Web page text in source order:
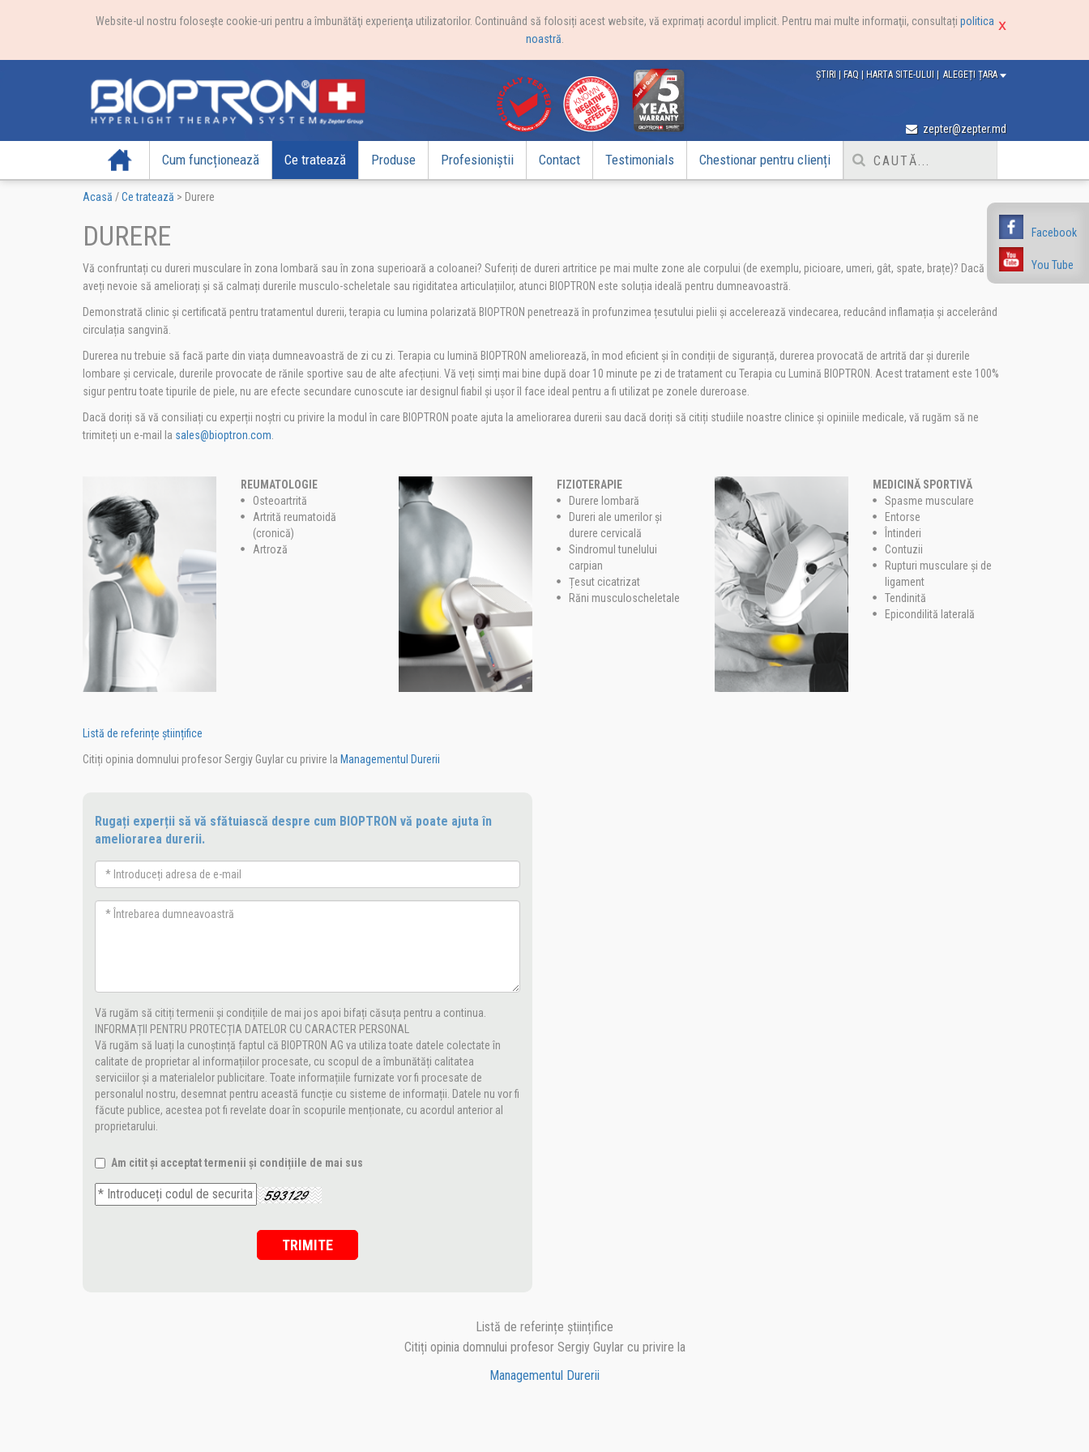
Website-ul nostru foloseşte cookie-uri pentru a îmbunătăţi experienţa utilizatorilor. Continuând să folosiți acest website, vă exprimați acordul implicit. Pentru mai multe informaţii, consultați politica
noastră
Facebook
You Tube
ALEGEȚI ȚARA
ȘTIRI | FAQ | HARTA SITE-ULUI |
zepter@zepter.md
Acasă Cum funcționează Ce tratează Produse Profesioniștii Contact Testimonials Chestionar pentru clienți
Acasă /Ce tratează > Durere
DURERE
Vă confruntați cu dureri musculare în zona lombară sau în zona superioară a coloanei? Suferiți de dureri artritice pe mai multe zone ale corpului (de exemplu, picioare, umeri, gât, spate, brațe)? Dacă
aveți nevoie să ameliorați și să calmați durerile musculo-scheletale sau rigiditatea articulațiilor, atunci BIOPTRON este soluția ideală pentru dumneavoastră.
Demonstrată clinic și certificată pentru tratamentul durerii, terapia cu lumina polarizată BIOPTRON penetrează în profunzimea țesutului pielii și accelerează vindecarea, reducând inflamația și accelerând
circulația sangvină.
Durerea nu trebuie să facă parte din viața dumneavoastră de zi cu zi. Terapia cu lumină BIOPTRON ameliorează, în mod eficient și în condiții de siguranță, durerea provocată de artrită dar și durerile
lombare și cervicale, durerile provocate de rănile sportive sau de alte afecțiuni. Vă veți simți mai bine după doar 10 minute pe zi de tratament cu Terapia cu Lumină BIOPTRON. Acest tratament este 100%
sigur pentru toate tipurile de piele, nu are efecte secundare cunoscute iar designul fiabil și ușor îl face ideal pentru a fi utilizat pe zonele dureroase.
Dacă doriți să vă consiliați cu experții noștri cu privire la modul în care BIOPTRON poate ajuta la ameliorarea durerii sau dacă doriți să citiți studiile noastre clinice și opiniile medicale, vă rugăm să ne
trimiteți un e-mail la sales@bioptron.com
REUMATOLOGIE
Osteoartrită
Artrită reumatoidă
(cronică)
Artroză
FIZIOTERAPIE
Durere lombară
Dureri ale umerilor și
durere cervicală
Sindromul tunelului
carpian
Țesut cicatrizat
Răni musculoscheletale
MEDICINĂ SPORTIVĂ
Spasme musculare
Entorse
Întinderi
Contuzii
Rupturi musculare și de
ligament
Tendinită
Epicondilită laterală
Listă de referințe științifice
Citiți opinia domnului profesor Sergiy Guylar cu privire la Managementul Durerii
Rugați experții să vă sfătuiască despre cum BIOPTRON vă poate ajuta în
ameliorarea durerii.
Vă rugăm să citiți termenii și condițiile de mai jos apoi bifați căsuța pentru a continua.
INFORMAȚII PENTRU PROTECȚIA DATELOR CU CARACTER PERSONAL
Vă rugăm să luați la cunoștință faptul că BIOPTRON AG va utiliza toate datele colectate în
calitate de proprietar al informațiilor procesate, cu scopul de a îmbunătăți calitatea
serviciilor și a materialelor publicitare. Toate informațiile furnizate vor fi procesate de
personalul nostru, desemnat pentru această funcție cu sisteme de informații. Datele nu vor fi
făcute publice, acestea pot fi revelate doar în scopurile menționate, cu acordul anterior al
proprietarului.
Am citit și acceptat termenii și condițiile de mai sus
Listă de referințe științifice
Citiți opinia domnului profesor Sergiy Guylar cu privire la
Managementul Durerii